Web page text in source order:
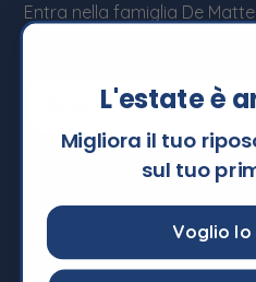
Entra nella famiglia De
Informazioni
L'estate è
Migliora il tuo
sul tuo
Voglio lo